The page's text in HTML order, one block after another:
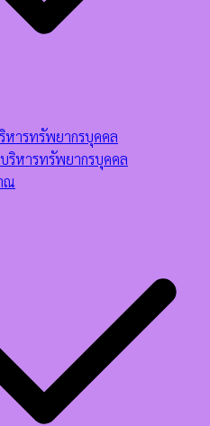
หารทรัพยากรบุคคล​
ริหารทรัพยากรบุคคล​
ณ